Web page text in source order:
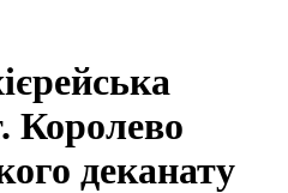
Королево
деканату